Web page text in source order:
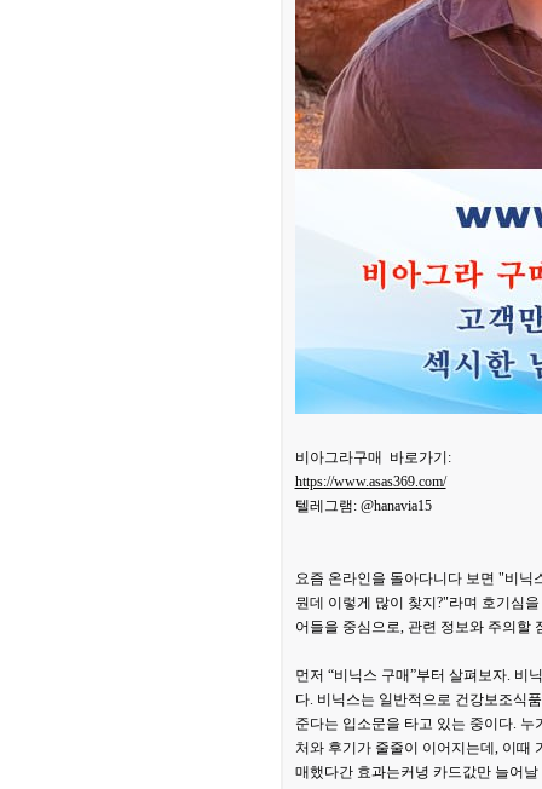
비아그라구매 바로가기:
https://www.asas369.com/
텔레그램: @hanavia15
요즘 온라인을 돌아다니다 보면 "비
뭔데 이렇게 많이 찾지?"라며 호기심
어들을 중심으로, 관련 정보와 주의할
먼저 “비닉스 구매”부터 살펴보자. 비
다. 비닉스는 일반적으로 건강보조식
준다는 입소문을 타고 있는 중이다.
처와 후기가 줄줄이 이어지는데, 이때
매했다간 효과는커녕 카드값만 늘어날